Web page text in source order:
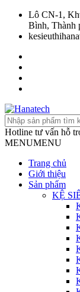
Lô CN-1,
Bình, Thành
Hotline tư vấn hỗ
MENUMENU
Trang chủ
Giới thiệu
Sản phẩm
KỆ